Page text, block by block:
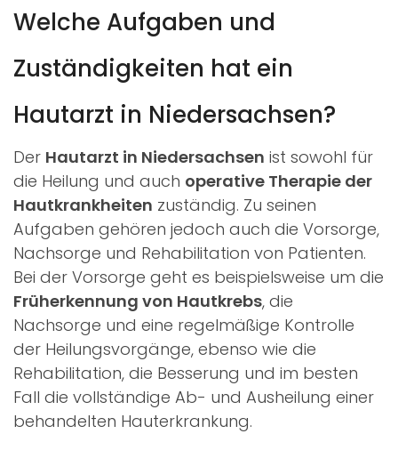
Welche Aufgaben und
Zuständigkeiten hat ein
Hautarzt in Niedersachsen?
Der Hautarzt in Niedersachsen ist sowohl für
die Heilung und auch operative Therapie der
Hautkrankheiten zuständig. Zu seinen
Aufgaben gehören jedoch auch die Vorsorge,
Nachsorge und Rehabilitation von Patienten.
Bei der Vorsorge geht es beispielsweise um die
Früherkennung von Hautkrebs, die
Nachsorge und eine regelmäßige Kontrolle
der Heilungsvorgänge, ebenso wie die
Rehabilitation, die Besserung und im besten
Fall die vollständige Ab- und Ausheilung einer
behandelten Hauterkrankung.